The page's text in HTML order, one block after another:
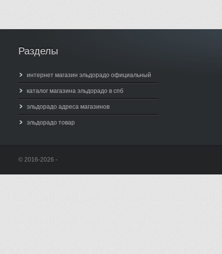
Разделы
интернет магазин эльдорадо официальный
каталог магазина эльдорадо в спб
эльдорадо адреса магазинов
эльдорадо товар
© 2016-2026 -